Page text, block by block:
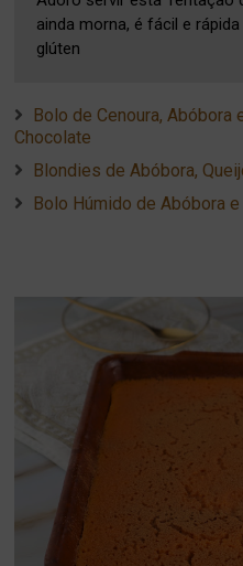
ainda morna, é fácil e
glúten
Bolo de Cenoura, Abóbora
Chocolate
Blondies de Abóbora,
Bolo Húmido de Abóbora